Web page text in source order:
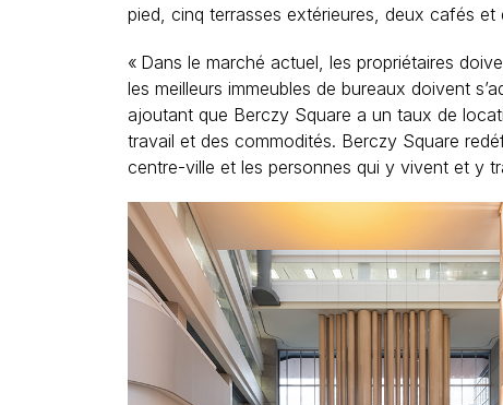
pied, cinq terrasses extérieures, deux cafés
« Dans le marché actuel, les propriétaires
les meilleurs immeubles de bureaux doivent
ajoutant que Berczy Square a un taux de
travail et des commodités. Berczy Square
centre-ville et les personnes qui y vivent et y